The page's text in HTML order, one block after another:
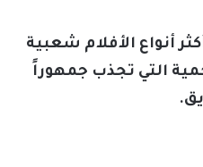
أنواع الأفلام شعبية
التي تجذب جمهوراً